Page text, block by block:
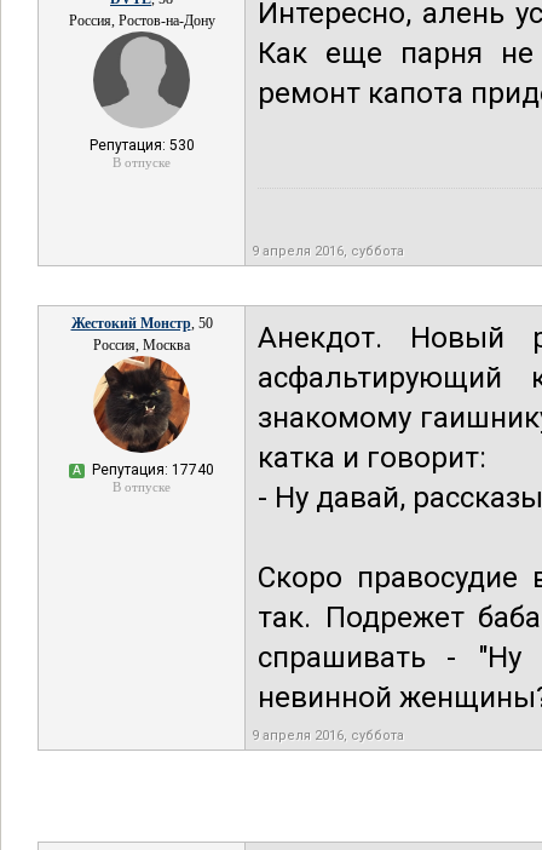
Россия, Ростов-на-Дону
Репутация: 530
В отпуске
Интересно, алень
Как еще парня не
ремонт капота
9 апреля 2016, суббота
Жестокий Монстр, 50
Россия, Москва
А Репутация: 17740
В отпуске
Анекдот. Новый
асфальтирующий
знакомому
катка и говорит:
- Ну давай,
Скоро
так. Подрежет
спрашивать -
невинной
9 апреля 2016, суббота